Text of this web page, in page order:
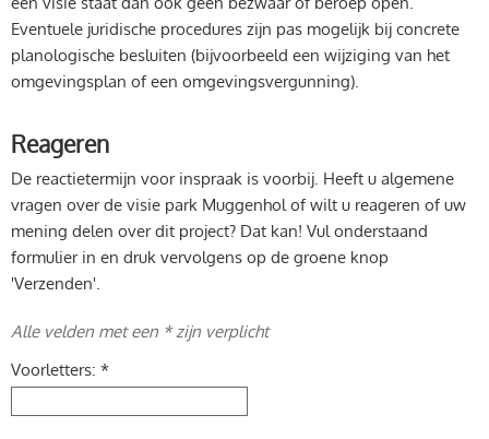
Eventuele juridische procedures zijn pas mogelijk bij concrete
planologische besluiten (bijvoorbeeld een wijziging van het
omgevingsplan of een omgevingsvergunning).
Reageren
De reactietermijn voor inspraak is voorbij. Heeft u algemene
vragen over de visie park Muggenhol of wilt u reageren of uw
mening delen over dit project? Dat kan! Vul onderstaand
formulier in en druk vervolgens op de groene knop
'Verzenden'.
Alle velden met een * zijn verplicht
Voorletters: *